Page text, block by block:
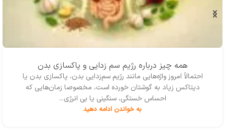
همه چیز درباره رژیم سم زدایی و پاکسازی بدن
احتمالاً امروز واژه‌‌هایی مانند رژیم سم‌زدایی بدن، پاکسازی بدن یا
دیتاکس زیاد به گوشتان خورده است، مخصوصا زمان‌هایی که
احساس خستگی، سنگینی یا بی انرژی...
به خواندن ادامه دهید